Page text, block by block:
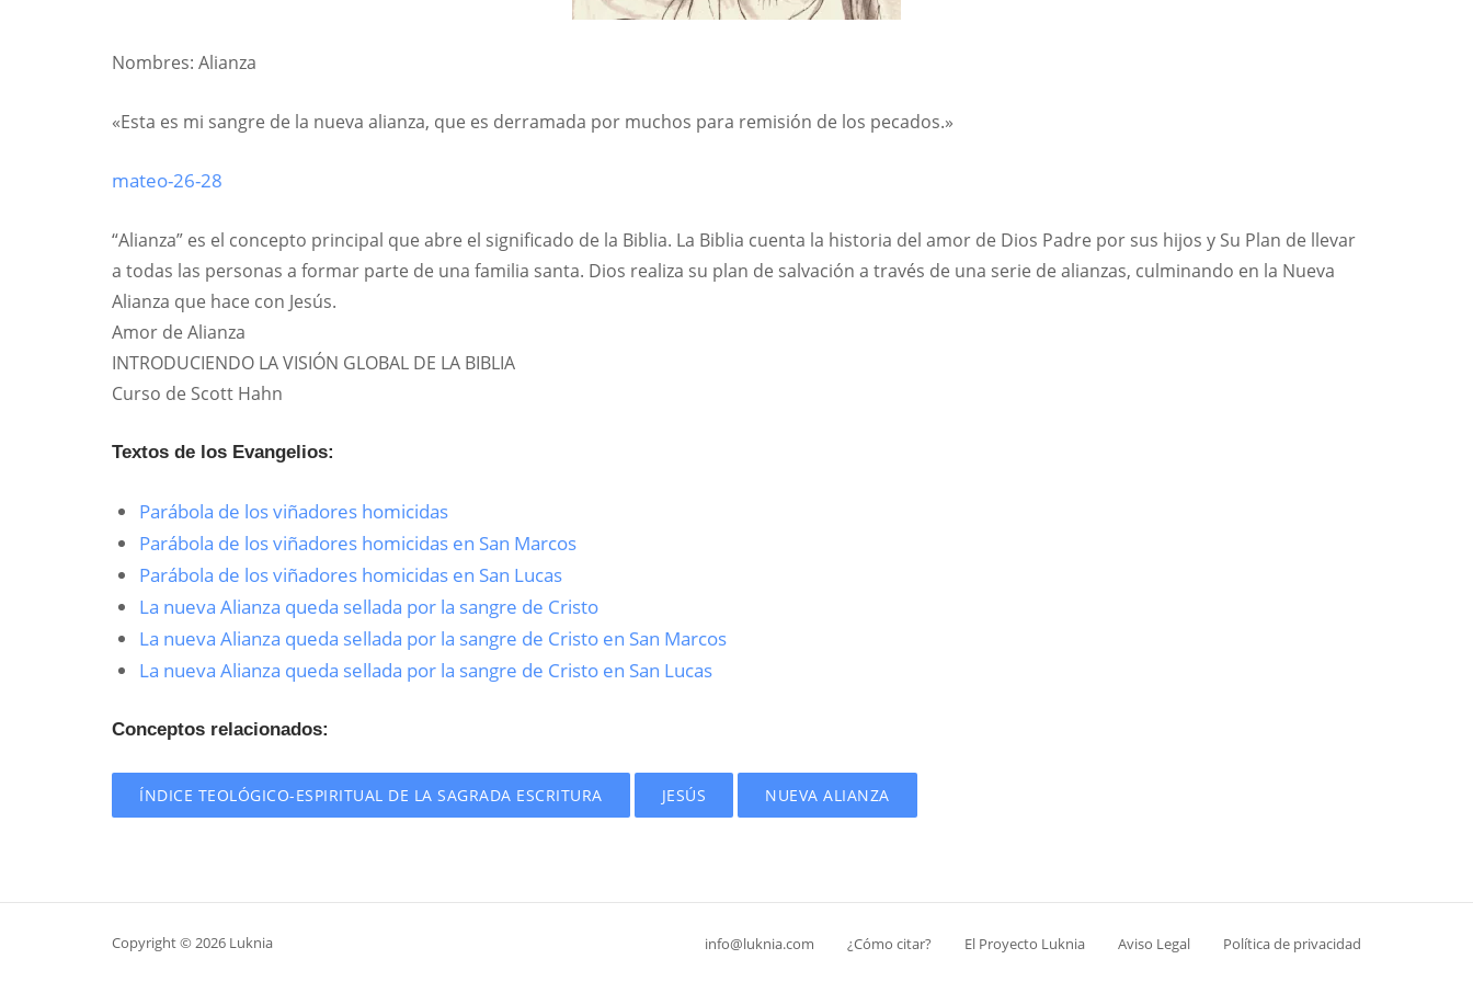
Nombres: Alianza
«Esta es mi sangre de la nueva alianza, que es derramada por muchos para remisión de los pecados.»
mateo-26-28
“Alianza” es el concepto principal que abre el significado de la Biblia. La Biblia cuenta la historia del amor de Dios Padre por sus hijos y Su Plan de llevar
a todas las personas a formar parte de una familia santa. Dios realiza su plan de salvación a través de una serie de alianzas, culminando en la Nueva
Alianza que hace con Jesús.
Amor de Alianza
INTRODUCIENDO LA VISIÓN GLOBAL DE LA BIBLIA
Curso de Scott Hahn
Textos de los Evangelios:
Parábola de los viñadores homicidas
Parábola de los viñadores homicidas en San Marcos
Parábola de los viñadores homicidas en San Lucas
La nueva Alianza queda sellada por la sangre de Cristo
La nueva Alianza queda sellada por la sangre de Cristo en San Marcos
La nueva Alianza queda sellada por la sangre de Cristo en San Lucas
Conceptos relacionados:
ÍNDICE TEOLÓGICO-ESPIRITUAL DE LA SAGRADA ESCRITURA JESÚS NUEVA ALIANZA
Copyright © 2026 Luknia info@luknia.com ¿Cómo citar? El Proyecto Luknia Aviso Legal Política de privacidad